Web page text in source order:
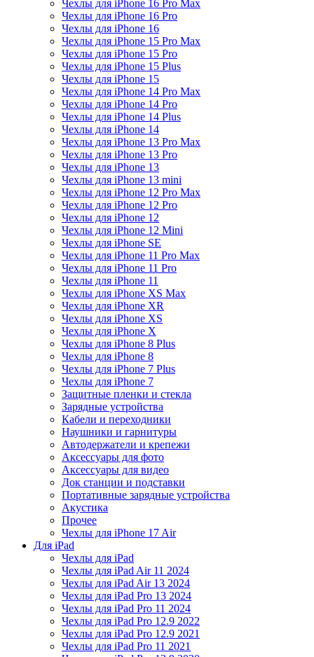
Чехлы для iPhone 16 Pro Max
Чехлы для iPhone 16 Pro
Чехлы для iPhone 16
Чехлы для iPhone 15 Pro Max
Чехлы для iPhone 15 Pro
Чехлы для iPhone 15 Plus
Чехлы для iPhone 15
Чехлы для iPhone 14 Pro Max
Чехлы для iPhone 14 Pro
Чехлы для iPhone 14 Plus
Чехлы для iPhone 14
Чехлы для iPhone 13 Pro Max
Чехлы для iPhone 13 Pro
Чехлы для iPhone 13
Чехлы для iPhone 13 mini
Чехлы для iPhone 12 Pro Max
Чехлы для iPhone 12 Pro
Чехлы для iPhone 12
Чехлы для iPhone 12 Mini
Чехлы для iPhone SE
Чехлы для iPhone 11 Pro Max
Чехлы для iPhone 11 Pro
Чехлы для iPhone 11
Чехлы для iPhone XS Max
Чехлы для iPhone XR
Чехлы для iPhone XS
Чехлы для iPhone X
Чехлы для iPhone 8 Plus
Чехлы для iPhone 8
Чехлы для iPhone 7 Plus
Чехлы для iPhone 7
Защитные пленки и стекла
Зарядные устройства
Кабели и переходники
Наушники и гарнитуры
Автодержатели и крепежи
Аксессуары для фото
Аксессуары для видео
Док станции и подставки
Портативные зарядные устройства
Акустика
Прочее
Чехлы для iPhone 17 Air
Для iPad
Чехлы для iPad
Чехлы для iPad Air 11 2024
Чехлы для iPad Air 13 2024
Чехлы для iPad Pro 13 2024
Чехлы для iPad Pro 11 2024
Чехлы для iPad Pro 12.9 2022
Чехлы для iPad Pro 12.9 2021
Чехлы для iPad Pro 11 2021